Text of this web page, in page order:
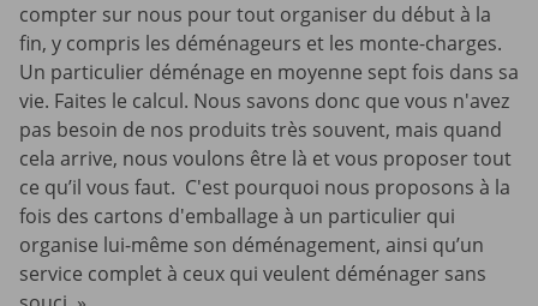
compter sur nous pour tout organiser du début à la
fin, y compris les déménageurs et les monte-charges.
Un particulier déménage en moyenne sept fois dans sa
vie. Faites le calcul. Nous savons donc que vous n'avez
pas besoin de nos produits très souvent, mais quand
cela arrive, nous voulons être là et vous proposer tout
ce qu’il vous faut. C'est pourquoi nous proposons à la
fois des cartons d'emballage à un particulier qui
organise lui-même son déménagement, ainsi qu’un
service complet à ceux qui veulent déménager sans